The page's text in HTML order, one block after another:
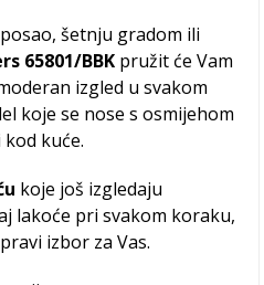
šetnju gradom ili
65801/BBK pružit će Vam
izgled u svakom
koje se nose s osmijehom
kuće.
koje još izgledaju
lakoće pri svakom koraku,
izbor za Vas.